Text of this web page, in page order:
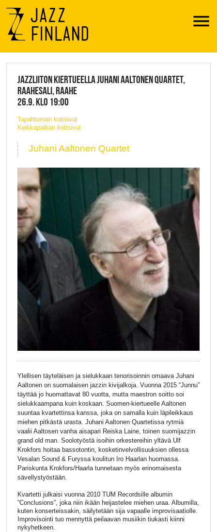
Menu
JAZZ FINLAND LIVE
JAZZLIITON KIERTUEELLA JUHANI AALTONEN QUARTET,
RAAHESALI, RAAHE
26.9. KLO 19:00
Tapahtuman kotisivut
Keikkapaikan kotisivut
Juhani Aaltonen Quartet
Ylellisen täyteläisen ja sielukkaan tenorisoinnin omaava Juhani
Aaltonen on suomalaisen jazzin kivijalkoja. Vuonna 2015 “Junnu”
täyttää jo huomattavat 80 vuotta, mutta maestron soitto soi
sielukkaampana kuin koskaan. Suomen-kiertueelle Aaltonen
suuntaa kvartettinsa kanssa, joka on samalla kuin läpileikkaus
miehen pitkästä urasta. Juhani Aaltonen Quartetissa rytmiä
vaalii Aaltosen vanha aisapari Reiska Laine, toinen suomijazzin
grand old man. Soolotyöstä isoihin orkestereihin yltävä Ulf
Krokfors hoitaa bassotontin, kosketinvelvollisuuksien ollessa
Vesalan Sound & Furyssa koulitun Iro Haarlan huomassa.
Pariskunta Krokfors/Haarla tunnetaan myös erinomaisesta
sävellystyöstään.
Kvartetti julkaisi vuonna 2010 TUM Recordsille albumin
“Conclusions”, joka niin ikään heijastelee miehen uraa. Albumilla,
kuten konserteissakin, säilytetään sija vapaalle improvisaatiolle.
Improvisointi tuo mennyttä peilaavan musiikin tiukasti kiinni
nykyhetkeen.